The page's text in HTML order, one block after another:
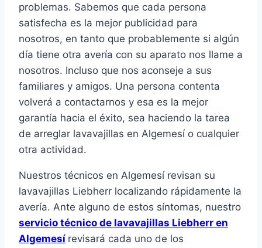
problemas. Sabemos que cada persona
satisfecha es la mejor publicidad para
nosotros, en tanto que probablemente si algún
día tiene otra avería con su aparato nos llame a
nosotros. Incluso que nos aconseje a sus
familiares y amigos. Una persona contenta
volverá a contactarnos y esa es la mejor
garantía hacia el éxito, sea haciendo la tarea
de arreglar lavavajillas en Algemesí o cualquier
otra actividad.
Nuestros técnicos en Algemesí revisan su
lavavajillas Liebherr localizando rápidamente la
avería. Ante alguno de estos síntomas, nuestro
servicio técnico de lavavajillas Liebherr en
Algemesí revisará cada uno de los